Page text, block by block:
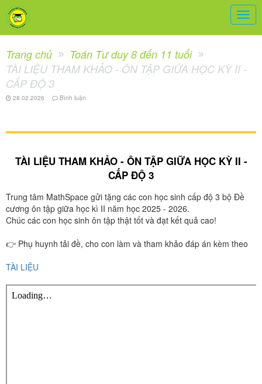
Trang chủ
Toán Tư duy 8 đến 11 tuổi
TÀI LIỆU THAM KHẢO - ÔN TẬP GIỮA HỌC KỲ II -
CẤP ĐỘ 3
28.02.2026 Bình luận
TÀI LIỆU THAM KHẢO - ÔN TẬP GIỮA HỌC KỲ II -
CẤP ĐỘ 3
Trung tâm MathSpace gửi tặng các con học sinh cấp độ 3 bộ Đề
cương ôn tập giữa học kì II năm học 2025 - 2026.
Chúc các con học sinh ôn tập thật tốt và đạt kết quả cao!
👉 Phụ huynh tải đề, cho con làm và tham khảo đáp án kèm theo
TÀI LIỆU